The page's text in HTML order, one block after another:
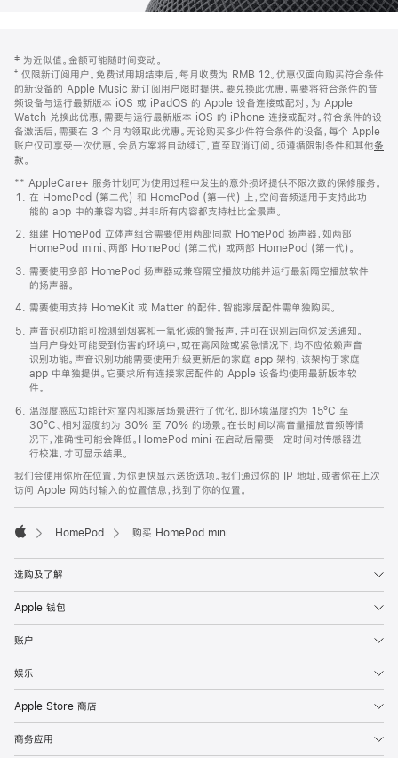
页
页
脚
注
‡ 为近似值。金额可能随时间变动。
⁺ 仅限新订阅用户。免费试用期结束后，每月收费为 RMB 12。优惠仅面向购买符合条件
的新设备的 Apple Music 新订阅用户限时提供。要兑换此优惠，需要将符合条件的音
频设备与运行最新版本 iOS 或 iPadOS 的 Apple 设备连接或配对。为 Apple
Watch 兑换此优惠，需要与运行最新版本 iOS 的 iPhone 连接或配对。符合条件的设
备激活后，需要在 3 个月内领取此优惠。无论购买多少件符合条件的设备，每个 Apple
账户仅可享受一次优惠。会员方案将自动续订，直至取消订阅。须遵循限制条件和其他条
款。
窗
口
中
打
开)
** AppleCare+ 服务计划可为使用过程中发生的意外损坏提供不限次数的保修服务。
在 HomePod (第二代) 和 HomePod (第一代) 上，空间音频适用于支持此功
能的 app 中的兼容内容。并非所有内容都支持杜比全景声。
组建 HomePod 立体声组合需要使用两部同款 HomePod 扬声器，如两部
HomePod mini、两部 HomePod (第二代) 或两部 HomePod (第一代)。
需要使用多部 HomePod 扬声器或兼容隔空播放功能并运行最新隔空播放软件
的扬声器。
需要使用支持 HomeKit 或 Matter 的配件。智能家居配件需单独购买。
声音识别功能可检测到烟雾和一氧化碳的警报声，并可在识别后向你发送通知。
当用户身处可能受到伤害的环境中，或在高风险或紧急情况下，均不应依赖声音
识别功能。声音识别功能需要使用升级更新后的家庭 app 架构，该架构于家庭
app 中单独提供。它要求所有连接家居配件的 Apple 设备均使用最新版本软
件。
温湿度感应功能针对室内和家居场景进行了优化，即环境温度约为 15ºC 至
30ºC、相对湿度约为 30% 至 70% 的场景。在长时间以高音量播放音频等情
况下，准确性可能会降低。HomePod mini 在启动后需要一定时间对传感器进
行校准，才可显示结果。
我们会使用你所在位置，为你更快显示送货选项。我们通过你的 IP 地址，或者你在上次
访问 Apple 网站时输入的位置信息，找到了你的位置。
HomePod 购买 HomePod mini
选购及了解
Apple 钱包
账户
娱乐
Apple Store 商店
商务应用